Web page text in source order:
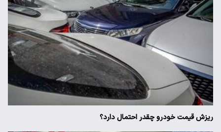
ریزش قیمت خودرو چقدر احتمال دارد؟